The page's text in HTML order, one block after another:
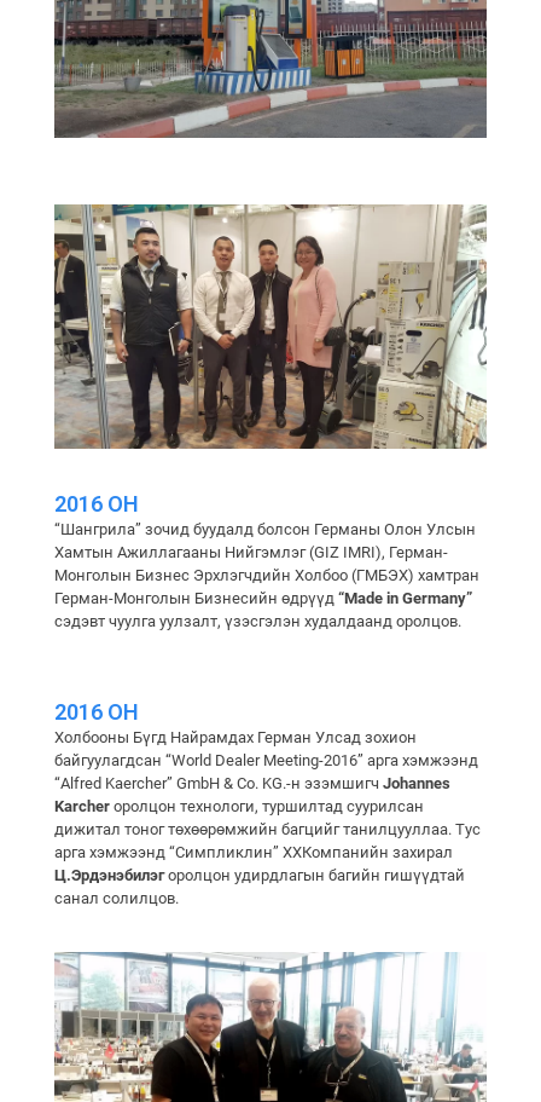
2016 ОН
“Шангрила” зочид буудалд болсон Германы Олон Улсын
Хамтын Ажиллагааны Нийгэмлэг (GIZ IMRI), Герман-
Монголын Бизнес Эрхлэгчдийн Холбоо (ГМБЭХ) хамтран
Герман-Монголын Бизнесийн өдрүүд “Made in Germany”
сэдэвт чуулга уулзалт, үзэсгэлэн худалдаанд оролцов.
2016 ОН
Холбооны Бүгд Найрамдах Герман Улсад зохион
байгуулагдсан “World Dealer Meeting-2016” арга хэмжээнд
“Alfred Kaercher” GmbH & Co. KG.-н эзэмшигч Johannes
Karcherоролцон технологи, туршилтад суурилсан
дижитал тоног төхөөрөмжийн багцийг танилцууллаа. Тус
арга хэмжээнд “Симпликлин” ХХКомпанийн захирал
Ц.Эрдэнэбилэгоролцон удирдлагын багийн гишүүдтай
санал солилцов.